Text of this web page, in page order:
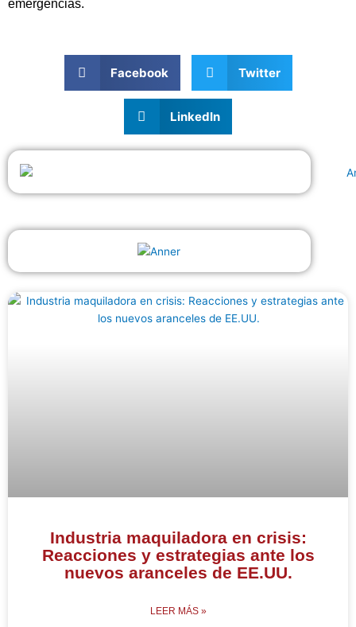
emergencias.
Facebook Twitter
LinkedIn
Industria maquiladora en crisis:
Reacciones y estrategias ante los
nuevos aranceles de EE.UU.
LEER MÁS »